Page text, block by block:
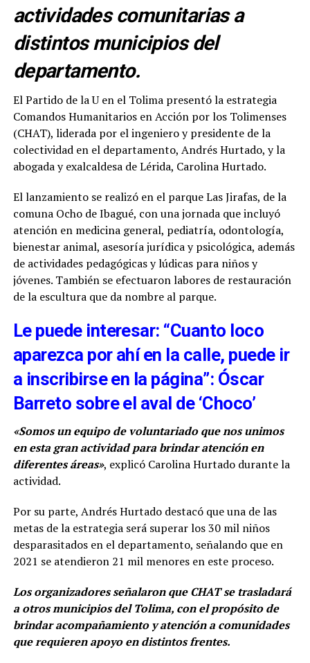
actividades comunitarias a
distintos municipios del
departamento.
El Partido de la U en el Tolima presentó la estrategia
Comandos Humanitarios en Acción por los Tolimenses
(CHAT), liderada por el ingeniero y presidente de la
colectividad en el departamento, Andrés Hurtado, y la
abogada y exalcaldesa de Lérida, Carolina Hurtado.
El lanzamiento se realizó en el parque Las Jirafas, de la
comuna Ocho de Ibagué, con una jornada que incluyó
atención en medicina general, pediatría, odontología,
bienestar animal, asesoría jurídica y psicológica, además
de actividades pedagógicas y lúdicas para niños y
jóvenes. También se efectuaron labores de restauración
de la escultura que da nombre al parque.
Le puede interesar: “Cuanto loco
aparezca por ahí en la calle, puede ir
a inscribirse en la página”: Óscar
Barreto sobre el aval de ‘Choco’
«Somos un equipo de voluntariado que nos unimos
en esta gran actividad para brindar atención en
diferentes áreas», explicó Carolina Hurtado durante la
actividad.
Por su parte, Andrés Hurtado destacó que una de las
metas de la estrategia será superar los 30 mil niños
desparasitados en el departamento, señalando que en
2021 se atendieron 21 mil menores en este proceso.
Los organizadores señalaron que CHAT se trasladará
a otros municipios del Tolima, con el propósito de
brindar acompañamiento y atención a comunidades
que requieren apoyo en distintos frentes.